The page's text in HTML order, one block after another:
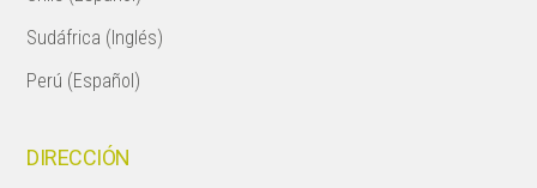
Sudáfrica (Inglés)
Perú (Español)
DIRECCIÓN